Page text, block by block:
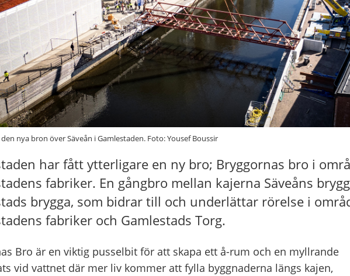
nya bron över Säveån i Gamlestaden. Foto: Yousef Boussir
har fått ytterligare en ny bro; Bryggornas bro i
fabriker. En gångbro mellan kajerna Säveåns
brygga, som bidrar till och underlättar rörelse i
fabriker och Gamlestads Torg.
Bro är en viktig pusselbit för att skapa ett å-rum och en myllrande
vid vattnet där mer liv kommer att fylla byggnaderna längs kajen,